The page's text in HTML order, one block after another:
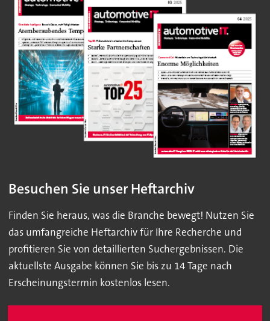
Besuchen Sie unser Heftarchiv
Finden Sie heraus, was die Branche bewegt! Nutzen Sie
das umfangreiche Heftarchiv für Ihre Recherche und
profitieren Sie von detaillierten Suchergebnissen. Die
aktuellste Ausgabe können Sie bis zu 14 Tage nach
Erscheinungstermin kostenlos lesen.